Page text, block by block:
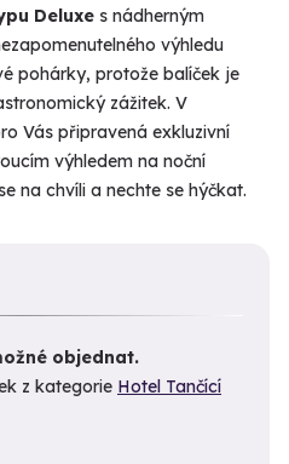
Deluxe s nádherným
výhledu
pohárky, protože balíček je
zážitek. V
Vás připravená exkluzivní
výhledem na noční
na chvíli a nechte se hýčkat.
objednat.
z kategorie Hotel Tančící